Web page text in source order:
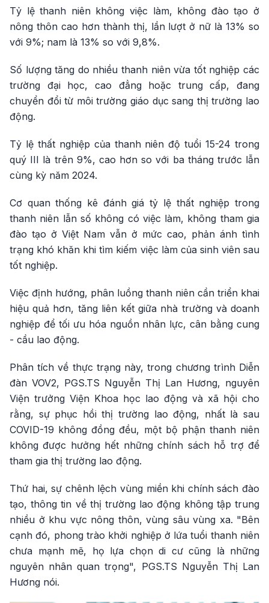
Tỷ lệ thanh niên không việc làm, không đào tạo ở
nông thôn cao hơn thành thị, lần lượt ở nữ là 13% so
với 9%; nam là 13% so với 9,8%.
Số lượng tăng do nhiều thanh niên vừa tốt nghiệp các
trường đại học, cao đẳng hoặc trung cấp, đang
chuyển đổi từ môi trường giáo dục sang thị trường lao
động.
Tỷ lệ thất nghiệp của thanh niên độ tuổi 15-24 trong
quý III là trên 9%, cao hơn so với ba tháng trước lẫn
cùng kỳ năm 2024.
Cơ quan thống kê đánh giá tỷ lệ thất nghiệp trong
thanh niên lẫn số không có việc làm, không tham gia
đào tạo ở Việt Nam vẫn ở mức cao, phản ánh tình
trạng khó khăn khi tìm kiếm việc làm của sinh viên sau
tốt nghiệp.
Việc định hướng, phân luồng thanh niên cần triển khai
hiệu quả hơn, tăng liên kết giữa nhà trường và doanh
nghiệp để tối ưu hóa nguồn nhân lực, cân bằng cung
- cầu lao động.
Phân tích về thực trạng này, trong chương trình Diễn
đàn VOV2, PGS.TS Nguyễn Thị Lan Hương, nguyên
Viện trưởng Viện Khoa học lao động và xã hội cho
rằng, sự phục hồi thị trường lao động, nhất là sau
COVID-19 không đồng đều, một bộ phận thanh niên
không được hưởng hết những chính sách hỗ trợ để
tham gia thị trường lao động.
Thứ hai, sự chênh lệch vùng miền khi chính sách đào
tạo, thông tin về thị trường lao động không tập trung
nhiều ở khu vực nông thôn, vùng sâu vùng xa. "Bên
cạnh đó, phong trào khởi nghiệp ở lứa tuổi thanh niên
chưa mạnh mẽ, họ lựa chọn di cư cũng là những
nguyên nhân quan trọng", PGS.TS Nguyễn Thị Lan
Hương nói.